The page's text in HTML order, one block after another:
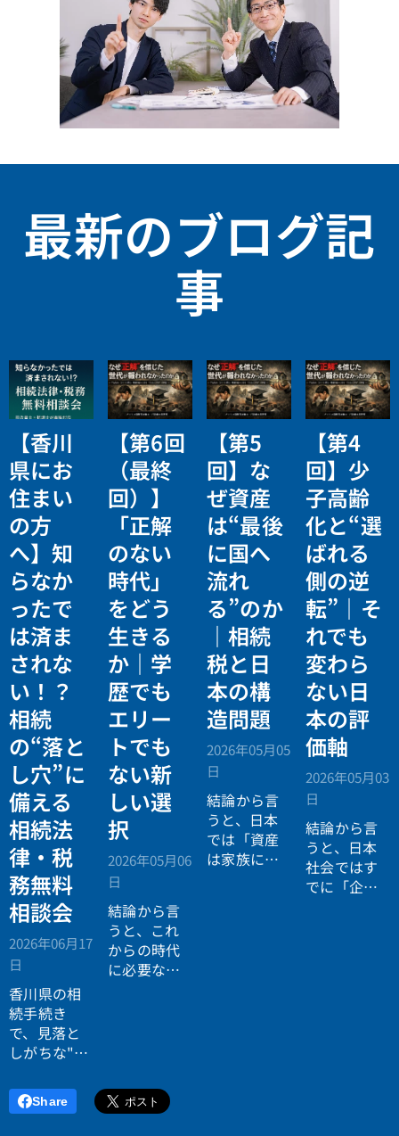
最新のブログ記
事
【香川
県にお
住まい
の方
へ】知
らなか
ったで
は済ま
されな
い！？
相続
の“落と
し穴”に
備える
相続法
律・税
務無料
相談会
2026年06月17
日
香川県の相
続手続き
で、見落と
しがちな"落
づいていま
すか？登
【第6回
（最終
回）】
「正解
のない
時代」
をどう
生きる
か｜学
歴でも
エリー
トでも
ない新
しい選
択
2026年05月06
日
結論から言
うと、これ
からの時代
に必要なの
です。
【第5
回】な
ぜ資産
は“最後
に国へ
流れ
る”のか
｜相続
税と日
本の構
造問題
2026年05月05
日
結論から言
うと、日本
では「資産
は家族に引
【第4
回】少
子高齢
化と“選
ばれる
側の逆
転”｜そ
れでも
変わら
ない日
本の評
価軸
2026年05月03
日
結論から言
うと、日本
社会ではす
でに「企業
Share